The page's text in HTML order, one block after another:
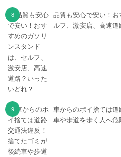
品質も安心で安い！
ルフ、激安店、高速
車からのポイ捨ては
車や歩道を歩く人へ危